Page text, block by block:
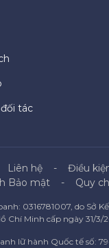
tác
Liên hệ
Điều
Bảo mật
Quy
0316781007, do Sở
Chí Minh cấp ngày 31/3/
lữ hành Quốc tế số: